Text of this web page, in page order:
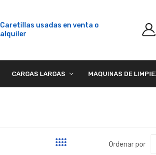
Caretillas usadas en venta o
alquiler
CARGAS LARGAS MAQUINAS DE
Ordenar por